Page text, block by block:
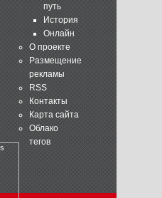
путь
История
Онлайн
О проекте
Размещение
рекламы
RSS
Контакты
Карта сайта
Облако
тегов